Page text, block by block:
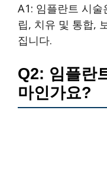
A1: 임플란트 시
립, 치유 및 통합,
집니다.
Q2: 임플란
마인가요?